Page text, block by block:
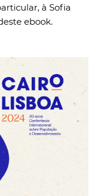
à Sofia
ebook.